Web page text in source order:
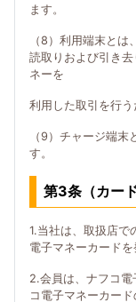
ます。
（8）利用端末と
読取りおよび引き
ネーを
利用した取引を行う
（9）チャージ端
す。
第3条（カー
1.当社は、取扱店で
電子マネーカードを
2.会員は、ナフコ
コ電子マネーカー